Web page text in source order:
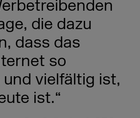
die dazu
dass das
so
vielfältig ist,
ist.“